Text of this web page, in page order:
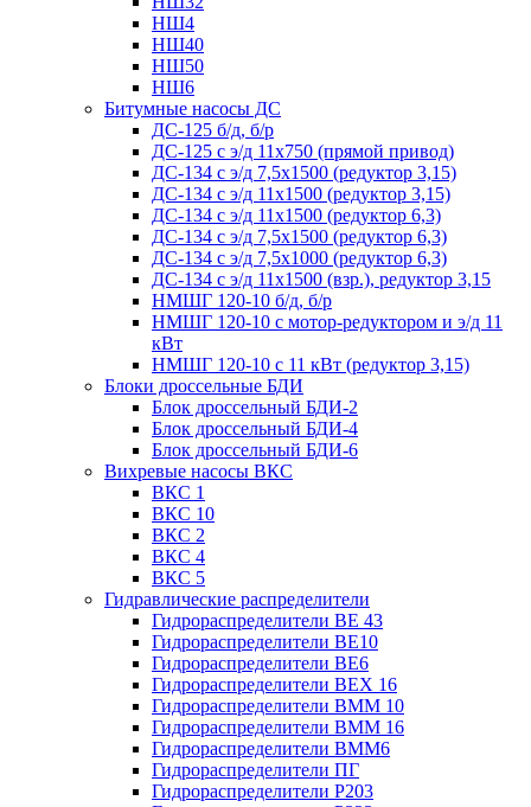
НШ4
НШ40
НШ50
НШ6
Битумные насосы ДС
ДС-125 б/д, б/р
ДС-125 с э/д 11х750 (прямой привод)
ДС-134 с э/д 7,5х1500 (редуктор 3,15)
ДС-134 с э/д 11х1500 (редуктор 3,15)
ДС-134 с э/д 11х1500 (редуктор 6,3)
ДС-134 с э/д 7,5х1500 (редуктор 6,3)
ДС-134 с э/д 7,5х1000 (редуктор 6,3)
ДС-134 с э/д 11х1500 (взр.), редуктор 3,15
НМШГ 120-10 б/д, б/р
НМШГ 120-10 с мотор-редуктором и э/д 11
кВт
НМШГ 120-10 с 11 кВт (редуктор 3,15)
Блоки дроссельные БДИ
Блок дроссельный БДИ-2
Блок дроссельный БДИ-4
Блок дроссельный БДИ-6
Вихревые насосы ВКС
ВКС 1
ВКС 10
ВКС 2
ВКС 4
ВКС 5
Гидравлические распределители
Гидрораспределители ВЕ 43
Гидрораспределители ВЕ10
Гидрораспределители ВЕ6
Гидрораспределители ВЕХ 16
Гидрораспределители ВММ 10
Гидрораспределители ВММ 16
Гидрораспределители ВММ6
Гидрораспределители ПГ
Гидрораспределители Р203